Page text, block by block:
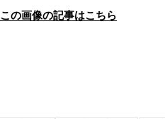
この画像の記事はこちら